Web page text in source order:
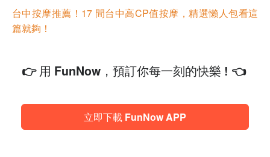
台中按摩推薦！17 間台中高CP值按摩，精選懶人包看這
篇就夠！
👉 用 FunNow，預訂你每一刻的快樂 ! 👈
立即下載 FunNow APP